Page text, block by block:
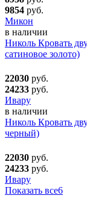
9854 руб.
Микон
в наличии
Николь Кровать
сатиновое золото)
22030 руб.
24233 руб.
Ивару
в наличии
Николь Кровать
черный)
22030 руб.
24233 руб.
Ивару
Показать все6